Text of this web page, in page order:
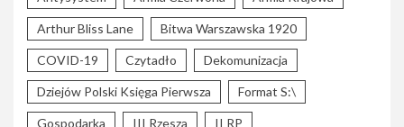
Arthur Bliss Lane Bitwa Warszawska 1920
COVID-19 Czytadło Dekomunizacja
Dziejów Polski Księga Pierwsza Format S:\
Gospodarka III Rzesza II RP